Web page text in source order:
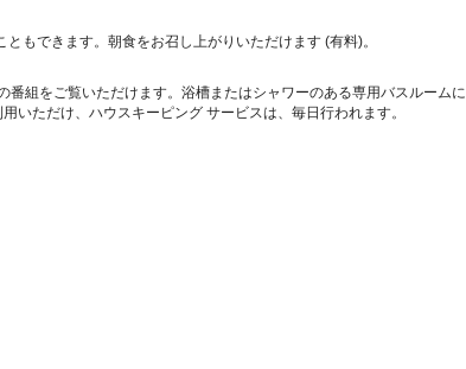
もできます。朝食をお召し上がりいただけます (有料)。
組をご覧いただけます。浴槽またはシャワーのある専用バスルームに
いただけ、ハウスキーピング サービスは、毎日行われます。